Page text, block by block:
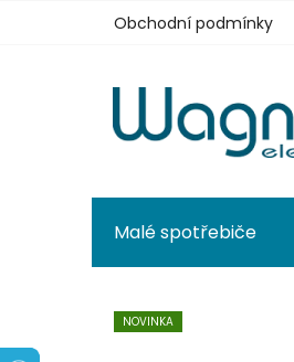
Obchodní podmínky
Malé spotřebiče
NOVINKA